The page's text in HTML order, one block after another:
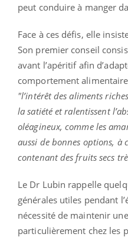
peut conduire à manger
Face à ces défis, elle
Son premier conseil
avant l’apéritif afin
comportement
"l’intérêt des aliments
la satiété et ralentissent
oléagineux, comme les
aussi de bonnes options, à
contenant des fruits secs
Le Dr Lubin rappelle
générales utiles pendant
nécessité de maintenir
particulièrement chez les